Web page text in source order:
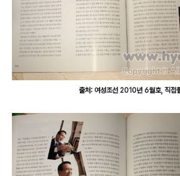
출처: 여성조선 2010년 6월호, 직접